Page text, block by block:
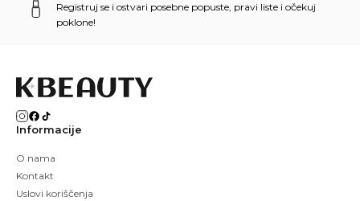
Registruj se i ostvari posebne popuste, pravi liste i očekuj
poklone!
Informacije
O nama
Kontakt
Uslovi koriščenja